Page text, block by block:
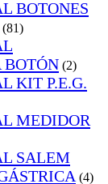
BOTONES
(81)
BOTÓN (2)
KIT P.E.G.
MEDIDOR
SALEM
(4)